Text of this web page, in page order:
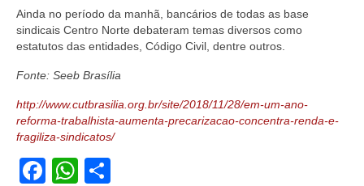
Ainda no período da manhã, bancários de todas as base
sindicais Centro Norte debateram temas diversos como
estatutos das entidades, Código Civil, dentre outros.
Fonte: Seeb Brasília
http://www.cutbrasilia.org.br/site/2018/11/28/em-um-ano-
reforma-trabalhista-aumenta-precarizacao-concentra-renda-e-
fragiliza-sindicatos/
Facebook
WhatsApp